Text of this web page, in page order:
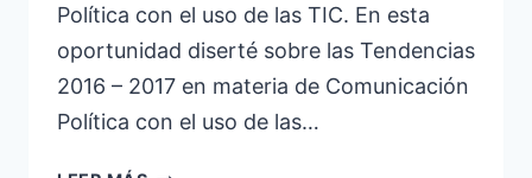
Política con el uso de las TIC. En esta
oportunidad diserté sobre las Tendencias
2016 – 2017 en materia de Comunicación
Política con el uso de las…
CUMBRE